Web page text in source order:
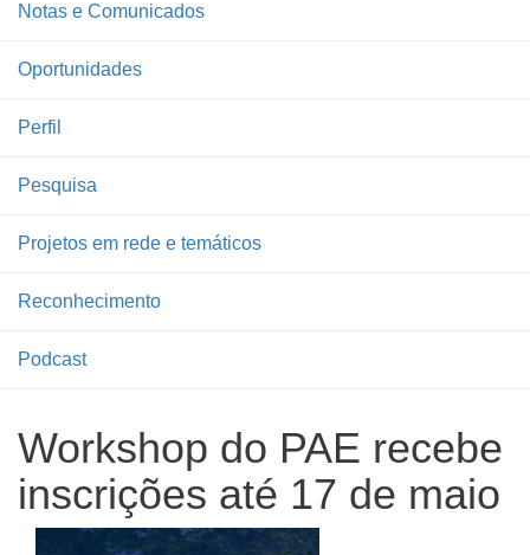
Notas e Comunicados
Oportunidades
Perfil
Pesquisa
Projetos em rede e temáticos
Reconhecimento
Podcast
Workshop do PAE recebe
inscrições até 17 de maio